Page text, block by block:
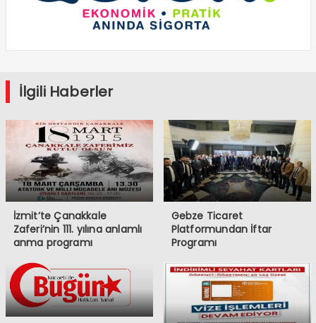
İlgili Haberler
İzmit’te Çanakkale
Zaferi’nin 111. yılına anlamlı
anma programı
Gebze Ticaret
Platformundan İftar
Programı